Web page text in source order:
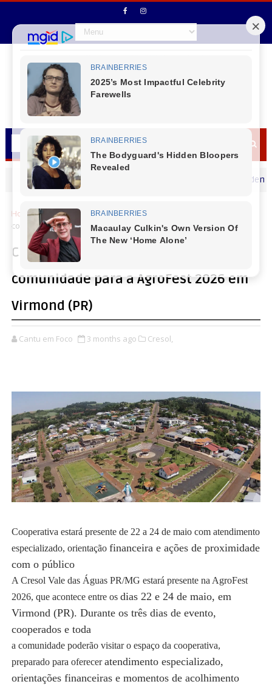
MENSAGEM DIA DOS PAIS Vice - Prefeito Ademilson
Home Cresol
Cresol Vale das Águas PR/MG convida
comunidade para a AgroFest 2026 em Virmond (PR)
Cresol Vale das Águas PR/MG convida
comunidade para a AgroFest 2026 em
Virmond (PR)
Cantu em Foco 3 months ago Cresol,
Cooperativa estará presente de 22 a 24 de maio com atendimento
especializado, orientação financeira e ações de proximidade
com o público
A Cresol Vale das Águas PR/MG estará presente na AgroFest
2026, que acontece entre os dias 22 e 24 de maio, em
Virmond (PR). Durante os três dias de evento,
cooperados e toda
a comunidade poderão visitar o espaço da cooperativa,
preparado para ofereceratendimento especializado,
orientações financeiras e momentos de acolhimento